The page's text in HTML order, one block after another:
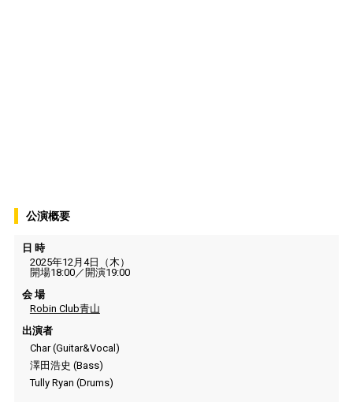
公演概要
日 時
2025年12月4日（木）
開場18:00／開演19:00
会 場
Robin Club青山
出演者
Char (Guitar&Vocal)
澤田浩史 (Bass)
Tully Ryan (Drums)